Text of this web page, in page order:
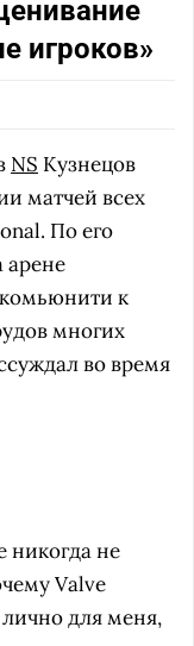
игроков»
NS Кузнецов
матчей всех
По его
арене
к
многих
во время
не
Valve
для меня,